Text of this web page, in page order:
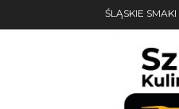
ŚLĄSKIE SMAKI